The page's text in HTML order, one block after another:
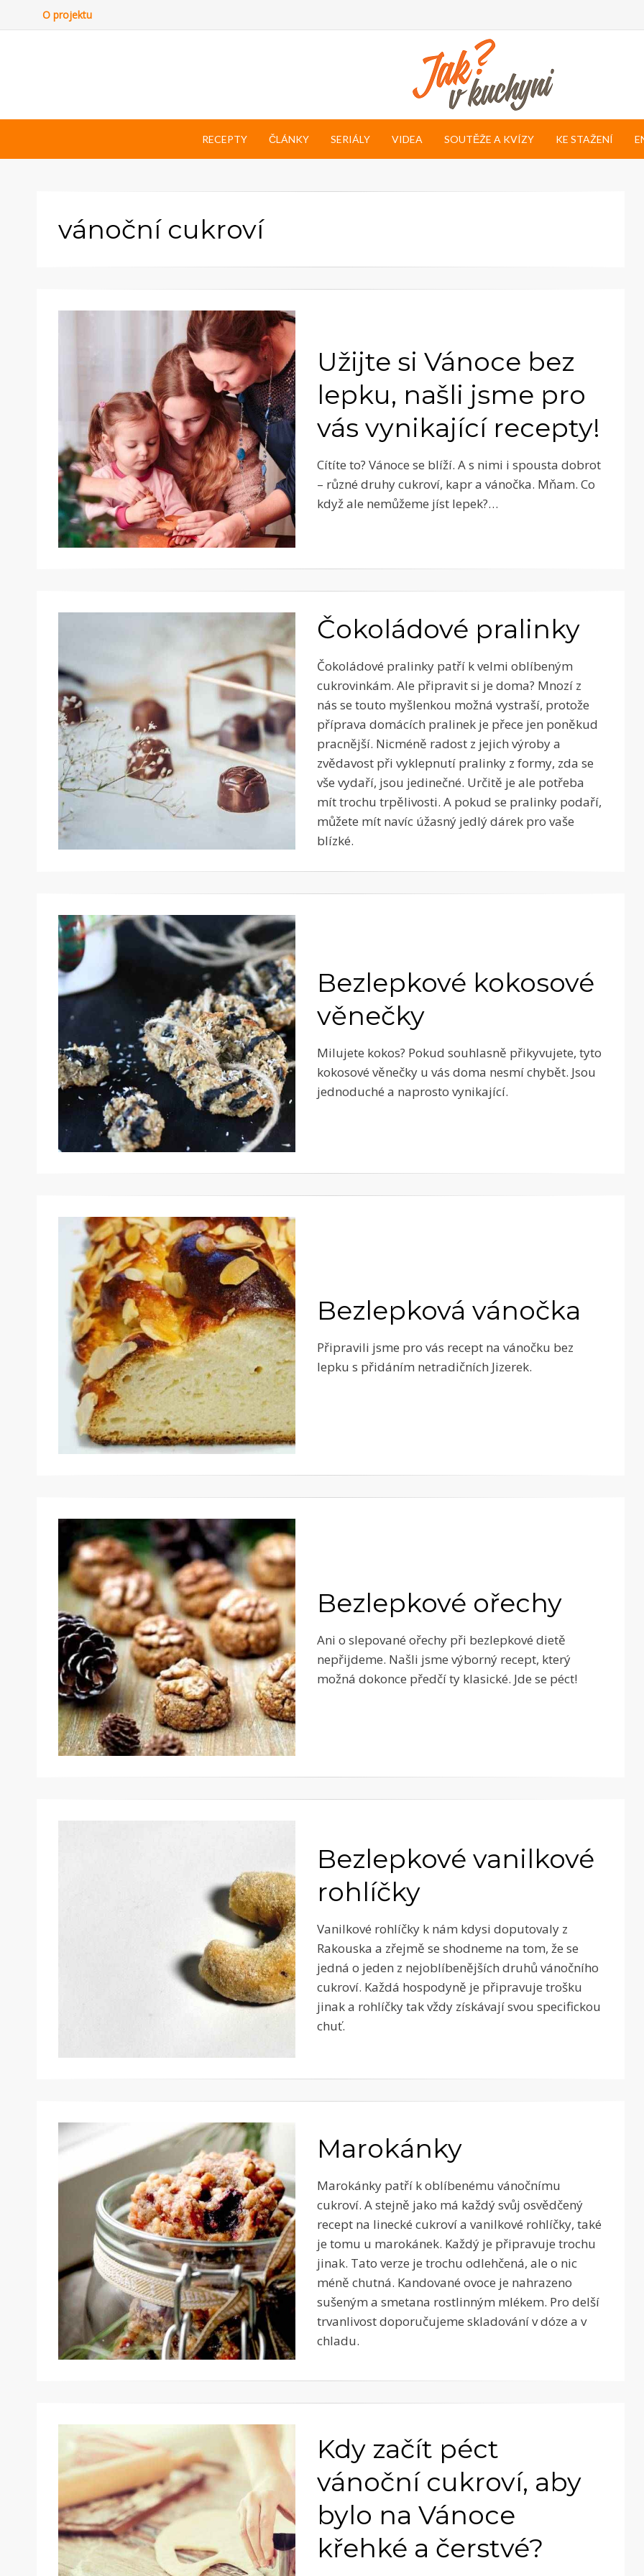
O projektu
RECEPTY ČLÁNKY SERIÁLY VIDEA SOUTĚŽE A KVÍZY KE STAŽENÍ
vánoční cukroví
Užijte si Vánoce bez
lepku, našli jsme pro
vás vynikající recepty!
Cítíte to? Vánoce se blíží. A s nimi i spousta dobrot
– různé druhy cukroví, kapr a vánočka. Mňam. Co
když ale nemůžeme jíst lepek?…
Čokoládové pralinky
Čokoládové pralinky patří k velmi oblíbeným
cukrovinkám. Ale připravit si je doma? Mnozí z
nás se touto myšlenkou možná vystraší, protože
příprava domácích pralinek je přece jen poněkud
pracnější. Nicméně radost z jejich výroby a
zvědavost při vyklepnutí pralinky z formy, zda se
vše vydaří, jsou jedinečné. Určitě je ale potřeba
mít trochu trpělivosti. A pokud se pralinky podaří,
můžete mít navíc úžasný jedlý dárek pro vaše
blízké.
Bezlepkové kokosové
věnečky
Milujete kokos? Pokud souhlasně přikyvujete, tyto
kokosové věnečky u vás doma nesmí chybět. Jsou
jednoduché a naprosto vynikající.
Bezlepková vánočka
Připravili jsme pro vás recept na vánočku bez
lepku s přidáním netradičních Jizerek.
Bezlepkové ořechy
Ani o slepované ořechy při bezlepkové dietě
nepřijdeme. Našli jsme výborný recept, který
možná dokonce předčí ty klasické. Jde se péct!
Bezlepkové vanilkové
rohlíčky
Vanilkové rohlíčky k nám kdysi doputovaly z
Rakouska a zřejmě se shodneme na tom, že se
jedná o jeden z nejoblíbenějších druhů vánočního
cukroví. Každá hospodyně je připravuje trošku
jinak a rohlíčky tak vždy získávají svou specifickou
chuť.
Marokánky
Marokánky patří k oblíbenému vánočnímu
cukroví. A stejně jako má každý svůj osvědčený
recept na linecké cukroví a vanilkové rohlíčky, také
je tomu u marokánek. Každý je připravuje trochu
jinak. Tato verze je trochu odlehčená, ale o nic
méně chutná. Kandované ovoce je nahrazeno
sušeným a smetana rostlinným mlékem. Pro delší
trvanlivost doporučujeme skladování v dóze a v
chladu.
Kdy začít péct
vánoční cukroví, aby
bylo na Vánoce
křehké a čerstvé?